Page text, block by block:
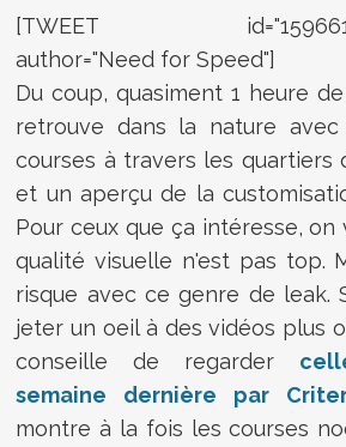
[TWEET
author="Need for Speed"]
Du coup, quasiment 1 heure
retrouve dans la nature
courses à travers les quartiers
et un aperçu de la
Pour ceux que ça intéresse, on
qualité visuelle n'est pas top.
risque avec ce genre de leak.
jeter un oeil à des vidéos plus
conseille de regarder
semaine dernière par
montre à la fois les courses